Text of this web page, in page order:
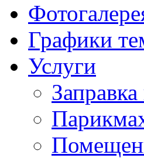
Графики
Услуги